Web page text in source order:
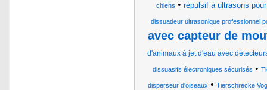
chiens • répulsif à ultrasons
dissuadeur ultrasonique professionnel
avec capteur de
d'animaux à jet d'eau avec
dissuasifs électroniques sécurisés •
disperseur d'oiseaux • Tierschrecke